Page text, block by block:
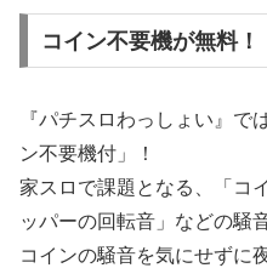
コイン不要機が無料！
『パチスロわっしょい』で
ン不要機付」！
家スロで課題となる、「コ
ッパーの回転音」などの騒
コインの騒音を気にせずに